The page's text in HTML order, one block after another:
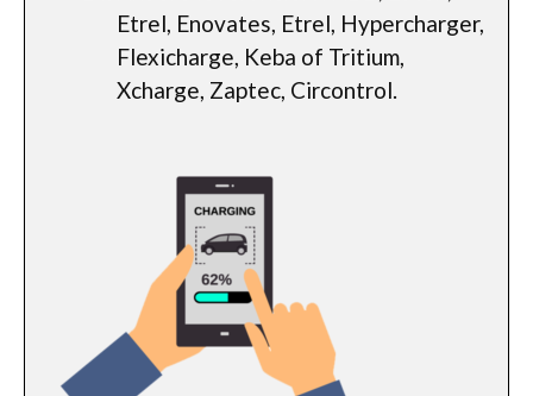
Etrel, Enovates, Etrel, Hypercharger,
Flexicharge, Keba of Tritium,
Xcharge, Zaptec, Circontrol.